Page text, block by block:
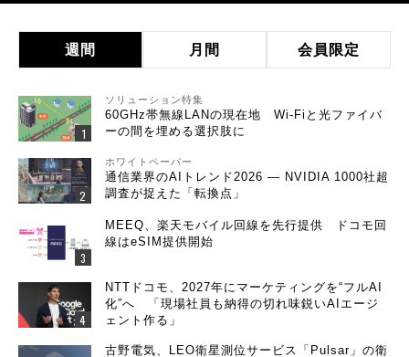
週間 月間 会員限定
ソリューション特集
60GHz帯無線LANの現在地 Wi-Fiと光ファイバ
ーの間を埋める選択肢に
ホワイトペーパー
通信業界のAIトレンド2026 ― NVIDIA 1000社超
調査が捉えた「転換点」
MEEQ、楽天モバイル回線を先行提供 ドコモ回
線はeSIM提供開始
NTTドコモ、2027年にマーケティングを“フルAI
化”へ 「現場社員も納得の切れ味鋭いAIエージ
ェント作る」
古野電気、LEO衛星測位サービス「Pulsar」の衛